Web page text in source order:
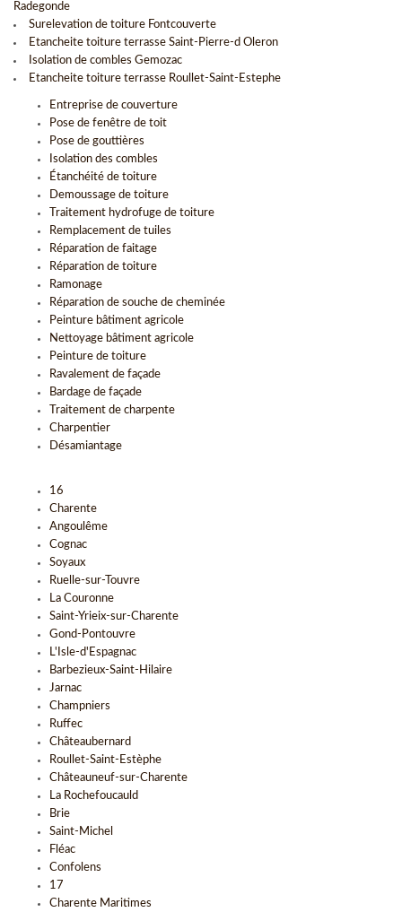
Radegonde
Surelevation de toiture Fontcouverte
Etancheite toiture terrasse Saint-Pierre-d Oleron
Isolation de combles Gemozac
Etancheite toiture terrasse Roullet-Saint-Estephe
Entreprise de couverture
Pose de fenêtre de toit
Pose de gouttières
Isolation des combles
Étanchéité de toiture
Demoussage de toiture
Traitement hydrofuge de toiture
Remplacement de tuiles
Réparation de faitage
Réparation de toiture
Ramonage
Réparation de souche de cheminée
Peinture bâtiment agricole
Nettoyage bâtiment agricole
Peinture de toiture
Ravalement de façade
Bardage de façade
Traitement de charpente
Charpentier
Désamiantage
16
Charente
Angoulême
Cognac
Soyaux
Ruelle-sur-Touvre
La Couronne
Saint-Yrieix-sur-Charente
Gond-Pontouvre
L'Isle-d'Espagnac
Barbezieux-Saint-Hilaire
Jarnac
Champniers
Ruffec
Châteaubernard
Roullet-Saint-Estèphe
Châteauneuf-sur-Charente
La Rochefoucauld
Brie
Saint-Michel
Fléac
Confolens
17
Charente Maritimes